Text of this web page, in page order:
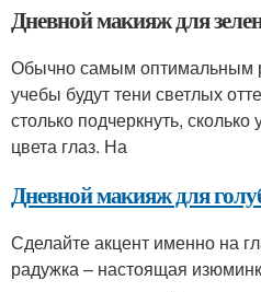
Дневной макияж для
Обычно самым оптимальным
учебы будут тени светлых
столько подчеркнуть, сколько
цвета глаз. На
Дневной макияж для
Сделайте акцент именно на
радужка – настоящая